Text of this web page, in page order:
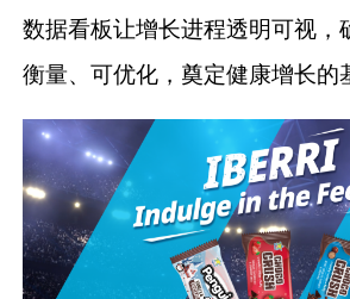
数据看板让增长进程透明可视，
衡量、可优化，奠定健康增长的